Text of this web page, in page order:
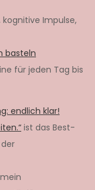
Impulse,
basteln
für jeden Tag bis
endlich klar!
ist das Best-